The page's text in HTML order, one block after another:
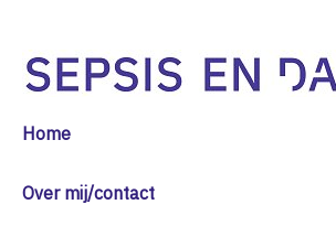
Home
Over mij/contact